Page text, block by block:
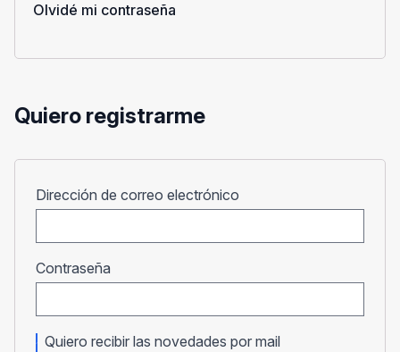
Olvidé mi contraseña
Quiero registrarme
Dirección de correo electrónico
Contraseña
Quiero recibir las novedades por mail